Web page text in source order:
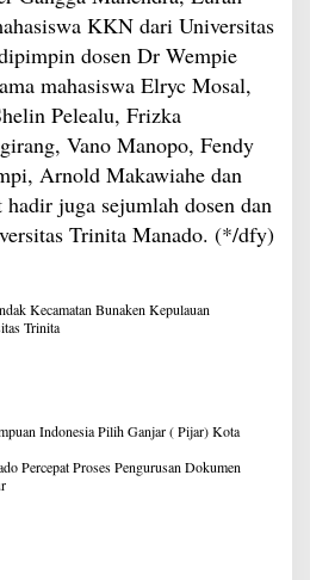
KKN dari Universitas
dosen Dr Wempie
mahasiswa Elryc Mosal,
Pelealu, Frizka
Vano Manopo, Fendy
Arnold Makawiahe dan
juga sejumlah dosen dan
Trinita Manado. (*/dfy)
Kecamatan Bunaken Kepulauan
Trinita
Indonesia Pilih Ganjar ( Pijar) Kota
Percepat Proses Pengurusan Dokumen